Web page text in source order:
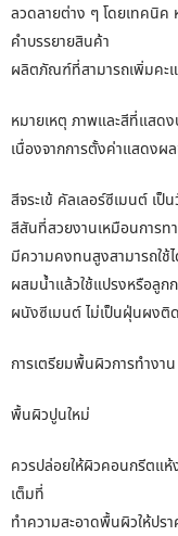
ลวดลายต่าง ๆ โดยเทคนิ
คำบรรยายสินค้า
ผลิตภัณฑ์ที่สามารถเพิ่มคะแ
หมายเหตุ ภาพและสีที่แสด
เนื่องจากการตั้งค่าแสดงผ
สีจระเข้ คัลเลอร์ซีเมนต์ เ
สีสันที่สวยงานเหมือนการท
มีความคงทนสูงสามารถใช้
ผสมน้ำแล้วใช้แปรงหรือลู
ผนังซีเมนต์ ไม่เป็นฝุ่นผงติ
การเตรียมพื้นผิวการทำงาน
พื้นผิวปูนใหม่
ควรปล่อยให้ผิวคอนกรีตแ
เต็มที่
ทำความสะอาดพื้นผิวให้ปร